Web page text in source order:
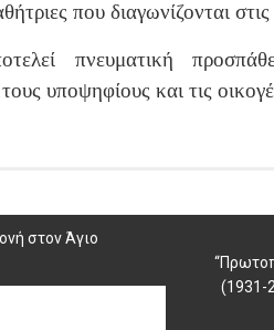
που διαγωνίζονται
πνευματική
υποψηφίους και τις
στον Άγιο
(1931-